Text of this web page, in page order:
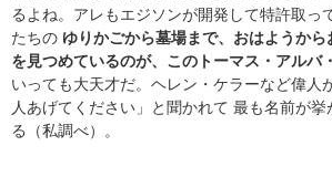
るよね。アレもエジソンが開発して特許取っ
たちの ゆりかごから墓場まで、おはようから
を見つめているのが、このトーマス・アルバ
いっても大天才だ。ヘレン・ケラーなど偉人
人あげてください」と聞かれて 最も名前が
る（私調べ）。